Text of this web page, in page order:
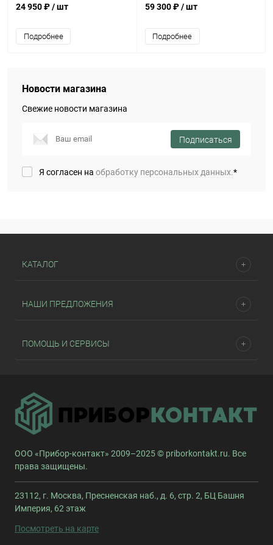
24 950 ₽/ шт
Подробнее
59 300 ₽/ шт
Подробнее
Новости магазина
Свежие новости магазина
Подписаться
Я согласен на обработку персональных данных.*
КАТАЛОГ
НАШИ ПРЕДЛОЖЕНИЯ
ПОМОЩЬ И СЕРВИСЫ
ООО «Прибор-контакт» 2009–2025 © priborkontakt.ru. Все
права защищены.
23112, г. Москва, Пресненская наб., д. 6, стр. 2, БЦ Башня
Империя, 62 этаж
Посмотреть на карте